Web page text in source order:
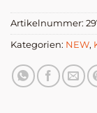
Artikelnummer:
Kategorien: NEW,